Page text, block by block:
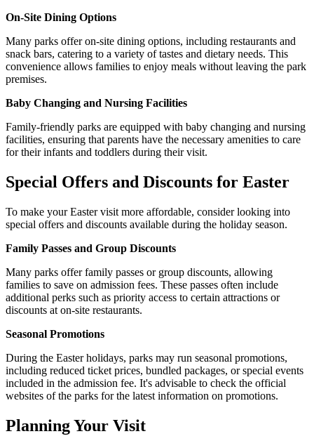
On-Site Dining Options
Many parks offer on-site dining options, including restaurants and
snack bars, catering to a variety of tastes and dietary needs. This
convenience allows families to enjoy meals without leaving the park
premises.
Baby Changing and Nursing Facilities
Family-friendly parks are equipped with baby changing and nursing
facilities, ensuring that parents have the necessary amenities to care
for their infants and toddlers during their visit.
Special Offers and Discounts for Easter
To make your Easter visit more affordable, consider looking into
special offers and discounts available during the holiday season.
Family Passes and Group Discounts
Many parks offer family passes or group discounts, allowing
families to save on admission fees. These passes often include
additional perks such as priority access to certain attractions or
discounts at on-site restaurants.
Seasonal Promotions
During the Easter holidays, parks may run seasonal promotions,
including reduced ticket prices, bundled packages, or special events
included in the admission fee. It's advisable to check the official
websites of the parks for the latest information on promotions.
Planning Your Visit